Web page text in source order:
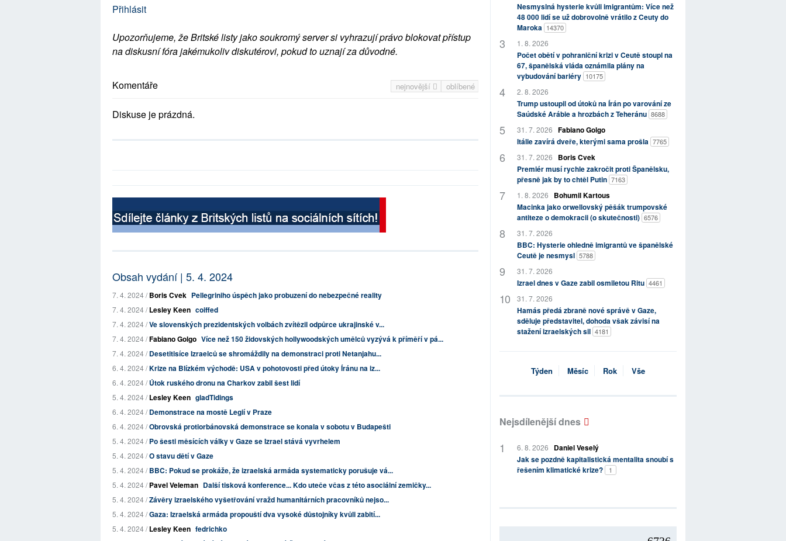
Přihlásit
Upozorňujeme, že Britské listy jako soukromý server si vyhrazují právo blokovat přístup
na diskusní fóra jakémukoliv diskutérovi, pokud to uznají za důvodné.
nejnovější oblíbené
Komentáře
Diskuse je prázdná.
Obsah vydání | 5. 4. 2024
7. 4. 2024 /Boris Cvek Pellegriniho úspěch jako probuzení do nebezpečné reality
7. 4. 2024 /Lesley Keen coiffed
7. 4. 2024 /Ve slovenských prezidentských volbách zvítězil odpůrce ukrajinské v...
7. 4. 2024 /Fabiano Golgo Více než 150 židovských hollywoodských umělců vyzývá k příměří v pá...
7. 4. 2024 /Desetitisíce Izraelců se shromáždily na demonstraci proti Netanjahu...
6. 4. 2024 /Krize na Blízkém východě: USA v pohotovosti před útoky Íránu na iz...
6. 4. 2024 /Útok ruského dronu na Charkov zabil šest lidí
5. 4. 2024 /Lesley Keen gladTidings
6. 4. 2024 /Demonstrace na mostě Legií v Praze
6. 4. 2024 /Obrovská protiorbánovská demonstrace se konala v sobotu v Budapešti
5. 4. 2024 /Po šesti měsících války v Gaze se Izrael stává vyvrhelem
5. 4. 2024 /O stavu dětí v Gaze
5. 4. 2024 /BBC: Pokud se prokáže, že izraelská armáda systematicky porušuje vá...
5. 4. 2024 /Pavel Veleman Další tisková konference... Kdo uteče včas z této asociální zemičky...
5. 4. 2024 /Závěry izraelského vyšetřování vražd humanitárních pracovníků nejso...
5. 4. 2024 /Gaza: Izraelská armáda propouští dva vysoké důstojníky kvůli zabití...
5. 4. 2024 /Lesley Keen fedrichko
Nesmyslná hysterie kvůli imigrantům: Více než
48 000 lidí se už dobrovolně vrátilo z Ceuty do
Maroka 14370
1. 8. 2026
Počet obětí v pohraniční krizi v Ceutě stoupl na
67, španělská vláda oznámila plány na
vybudování bariéry 10175
2. 8. 2026
Trump ustoupil od útoků na Írán po varování ze
Saúdské Arábie a hrozbách z Teheránu 8688
31. 7. 2026 Fabiano Golgo
Itálie zavírá dveře, kterými sama prošla 7765
31. 7. 2026
Boris Cvek
Premiér musí rychle zakročit proti Španělsku,
přesně jak by to chtěl Putin 7163
1. 8. 2026
Bohumil Kartous
Macinka jako orwellovský pěšák trumpovské
antiteze o demokracii (o skutečnosti) 6576
31. 7. 2026
BBC: Hysterie ohledně imigrantů ve španělské
Ceutě je nesmysl 5788
31. 7. 2026
Izrael dnes v Gaze zabil osmiletou Ritu 4461
31. 7. 2026
Hamás předá zbraně nové správě v Gaze,
sděluje představitel, dohoda však závisí na
stažení izraelských sil 4181
Týden Měsíc Rok Vše
Nejsdílenější dnes
6. 8. 2026
Daniel Veselý
Jak se pozdně kapitalistická mentalita snoubí s
řešením klimatické krize?
1